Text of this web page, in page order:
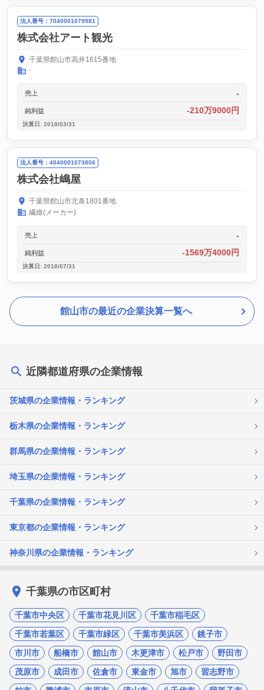
法人番号：7040001079981
株式会社アート観光
千葉県館山市高井1615番地
-
売上 -
純利益 -210万9000円
決算日: 2018/03/31
法人番号：4040001073806
株式会社嶋屋
千葉県館山市北条1801番地
繊維(メーカー)
売上 -
純利益 -1569万4000円
決算日: 2018/07/31
館山市の最近の企業決算一覧へ
近隣都道府県の企業情報
茨城県の企業情報・ランキング
栃木県の企業情報・ランキング
群馬県の企業情報・ランキング
埼玉県の企業情報・ランキング
千葉県の企業情報・ランキング
東京都の企業情報・ランキング
神奈川県の企業情報・ランキング
千葉県の市区町村
千葉市中央区 千葉市花見川区
千葉市稲毛区
千葉市若葉区
千葉市緑区 千葉市美浜区
銚子市
市川市
船橋市 館山市 木更津市 松戸市
野田市
茂原市
成田市 佐倉市 東金市 旭市
習志野市